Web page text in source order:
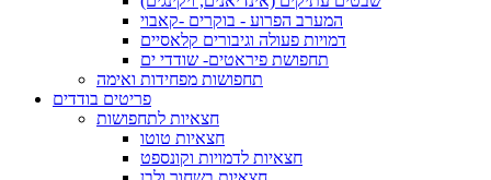
המערב הפרוע - בוקרים -קאבוי
דמויות פעולה וגיבורים קלאסיים
תחפושת פיראטים- שודדי ים
תחפושות מפחידות ואימה
פריטים בודדים
חצאיות לתחפושות
חצאיות טוטו
חצאיות לדמויות וקונספט